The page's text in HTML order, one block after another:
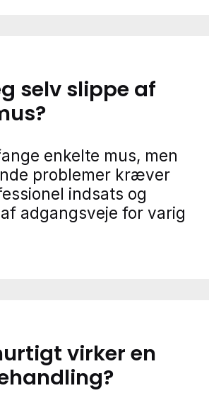
selv slippe af
enkelte mus, men
problemer kræver
indsats og
adgangsveje for varig
virker en